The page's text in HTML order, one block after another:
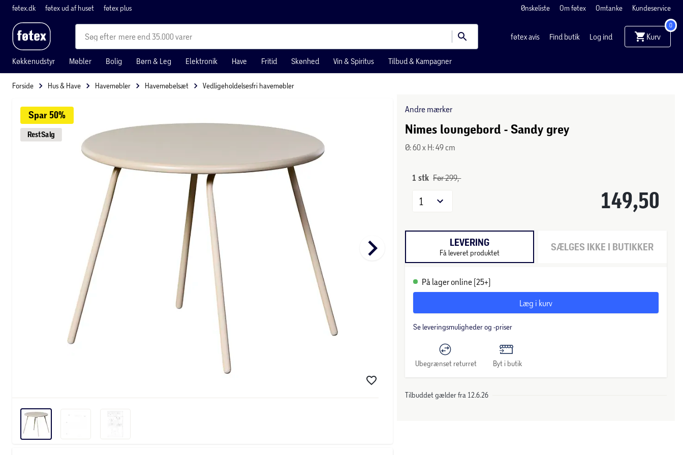
føtex.dk føtex ud af huset føtex plus Ønskeliste Om føtex Omtanke Kundeservice
mere end 35.000 varer føtex avis Find butik Log ind Kurv
0
Køkkenudstyr Møbler Bolig Børn & Leg Elektronik Have Fritid Skønhed Vin & Spiritus Tilbud & Kampagner
Forside Hus & Have Havemøbler Havemøbelsæt Vedligeholdelsesfri havemøbler
Spar 50%
RestSalg
keyboard_arrow_right
Andre mærker
Nimes loungebord - Sandy grey
Ø: 60 x H: 49 cm
1 stk Før 299,-
149,50
1
LEVERING
Få leveret produktet SÆLGES IKKE I BUTIKKER
På lager online (25+)
Læg i kurv
Se leveringsmuligheder og -priser
Ubegrænset returret Byt i butik
Tilbuddet gælder fra 12.6.26